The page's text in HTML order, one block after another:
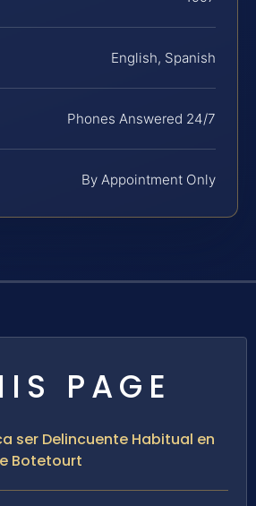
English, Spanish
Phones Answered 24/7
By Appointment Only
PAGE
ser Delincuente Habitual en
Botetourt